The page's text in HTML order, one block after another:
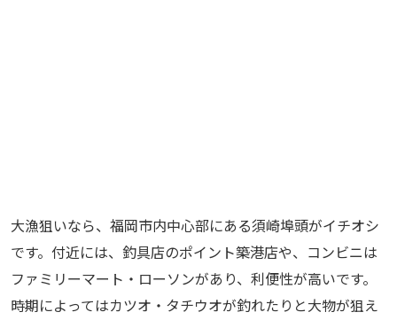
大漁狙いなら、福岡市内中心部にある須崎埠頭がイチオシ
です。付近には、釣具店のポイント築港店や、コンビニは
ファミリーマート・ローソンがあり、利便性が高いです。
時期によってはカツオ・タチウオが釣れたりと大物が狙え